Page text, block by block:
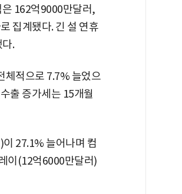
162억9000만달러,
집계됐다. 긴 설 연휴
.
체적으로 7.7% 늘었으
출 증가세는 15개월
27.1% 늘어나며 컴
이(12억6000만달러)